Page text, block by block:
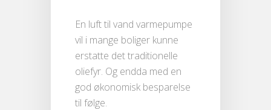
En luft til vand varmepumpe
vil i mange boliger kunne
erstatte det traditionelle
oliefyr. Og endda med en
god økonomisk besparelse
til følge.